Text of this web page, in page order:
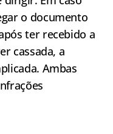
o documento
ter recebido a
cassada, a
Ambas